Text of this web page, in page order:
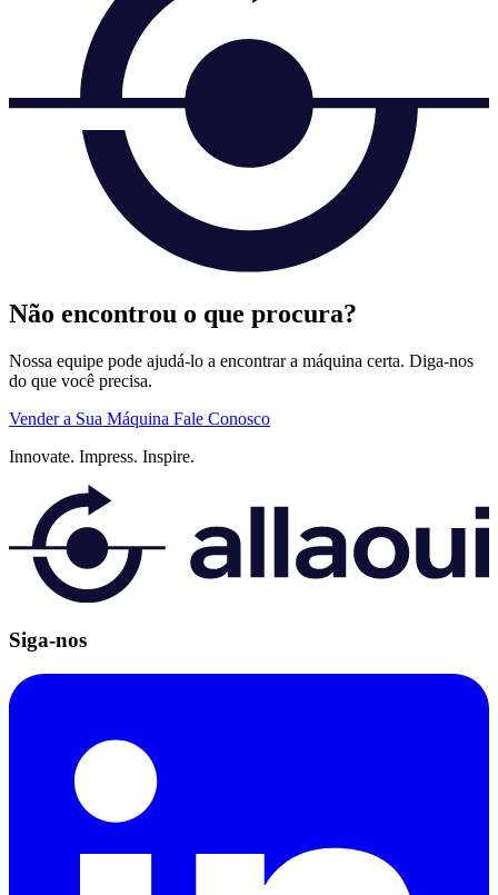
Não encontrou o que procura?
Nossa equipe pode ajudá-lo a encontrar a máquina certa. Diga-nos
do que você precisa.
Vender a Sua Máquina Fale Conosco
Innovate. Impress. Inspire.
Siga-nos